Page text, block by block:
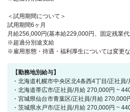
＜試用期間について＞
試用期間6ヶ月
月給256,000円(基本給229,000円、固定残業
※超過分別途支給
※雇用形態・待遇・福利厚生については変更
【勤務地別給与】
・北海道札幌市中央区北4条西4丁目/正社員
・北海道帯広市/正社員/月給 270,000円 ~
・宮城県仙台市青葉区/正社員/月給 270,000
・茨城県水戸市/正社員/月給 270,000円 ~